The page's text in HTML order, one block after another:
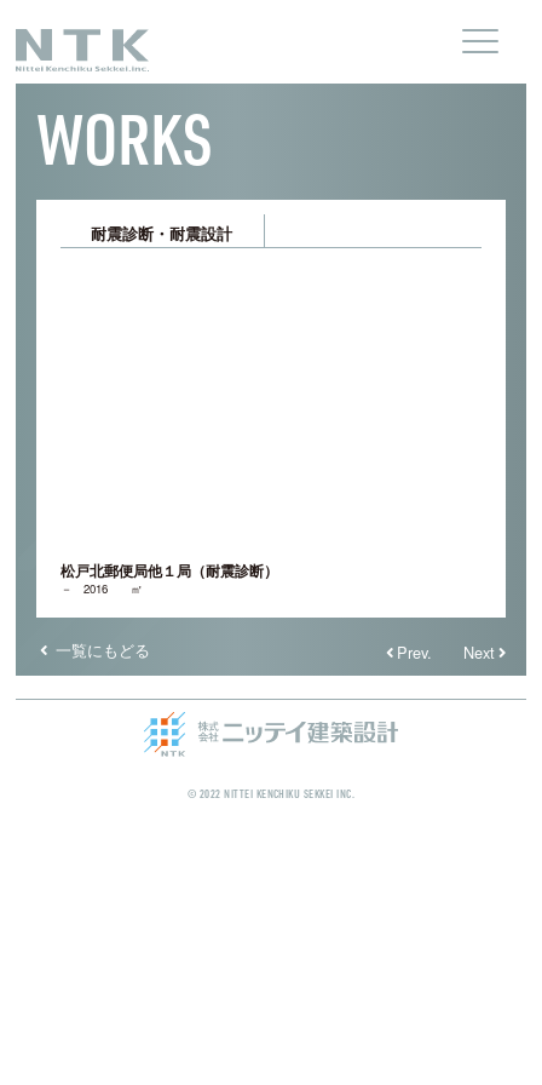
WORKS
耐震診断・耐震設計
松戸北郵便局他１局（耐震診断）
－ 2016 ㎡
一覧にもどる Prev. Next
© 2022 NITTEI KENCHIKU SEKKEI INC.